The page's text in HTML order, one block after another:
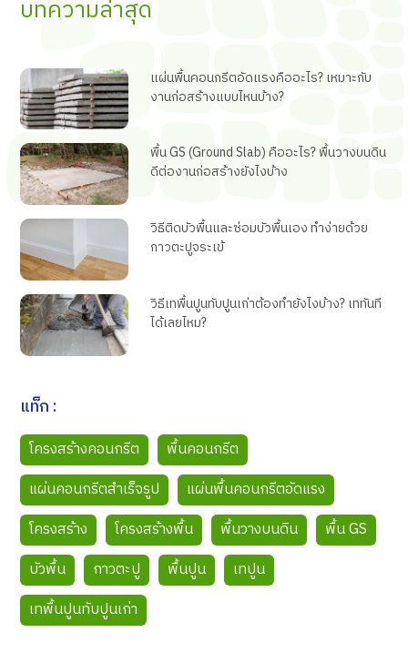
บทความล่าสุด
แผ่นพื้นคอนกรีตอัดแรงคืออะไร? เหมาะกับ
งานก่อสร้างแบบไหนบ้าง?
พื้น GS (Ground Slab) คืออะไร? พื้นวางบนดิน
ดีต่องานก่อสร้างยังไงบ้าง
วิธีติดบัวพื้นและซ่อมบัวพื้นเอง ทำง่ายด้วย
กาวตะปูจระเข้
วิธีเทพื้นปูนทับปูนเก่าต้องทำยังไงบ้าง? เททันที
ได้เลยไหม?
แท็ก :
โครงสร้างคอนกรีต
พื้นคอนกรีต
แผ่นคอนกรีตสำเร็จรูป
แผ่นพื้นคอนกรีตอัดแรง
โครงสร้าง
โครงสร้างพื้น พื้นวางบนดิน
พื้น GS
บัวพื้น
กาวตะปู พื้นปูน
เทปูน
เทพื้นปูนทับปูนเก่า